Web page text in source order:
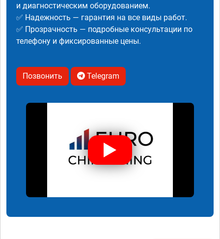
и диагностическим оборудованием.
✅ Надежность — гарантия на все виды работ.
✅ Прозрачность — подробные консультации по
телефону и фиксированные цены.
Позвонить Telegram